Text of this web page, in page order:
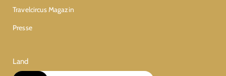
Travelcircus Magazin
Presse
Land